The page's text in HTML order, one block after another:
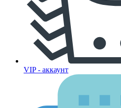
VIP - аккаунт